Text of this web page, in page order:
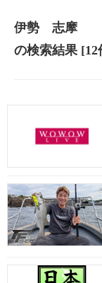
伊勢 志摩
の検索結果[12